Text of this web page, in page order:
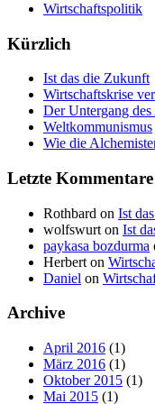
Wirtschaftspolitik
Kürzlich
Ist das die Zukunft
Wirtschaftskrise
Der Untergang
Weltkommunismus
Wie die
Letzte Kommentare
Rothbard on Ist
wolfswurt on Ist
paykasa bozdurma
Herbert on
Daniel on
Archive
April 2016 (1)
März 2016 (1)
Oktober 2015 (1)
Mai 2015 (1)